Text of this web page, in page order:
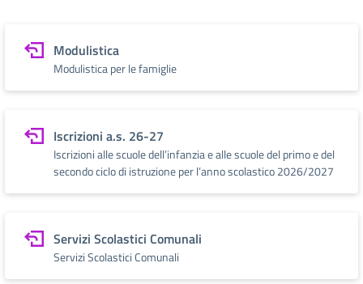
Modulistica
Modulistica per le famiglie
Iscrizioni a.s. 26-27
Iscrizioni alle scuole dell’infanzia e alle scuole del primo e del
secondo ciclo di istruzione per l’anno scolastico 2026/2027
Servizi Scolastici Comunali
Servizi Scolastici Comunali